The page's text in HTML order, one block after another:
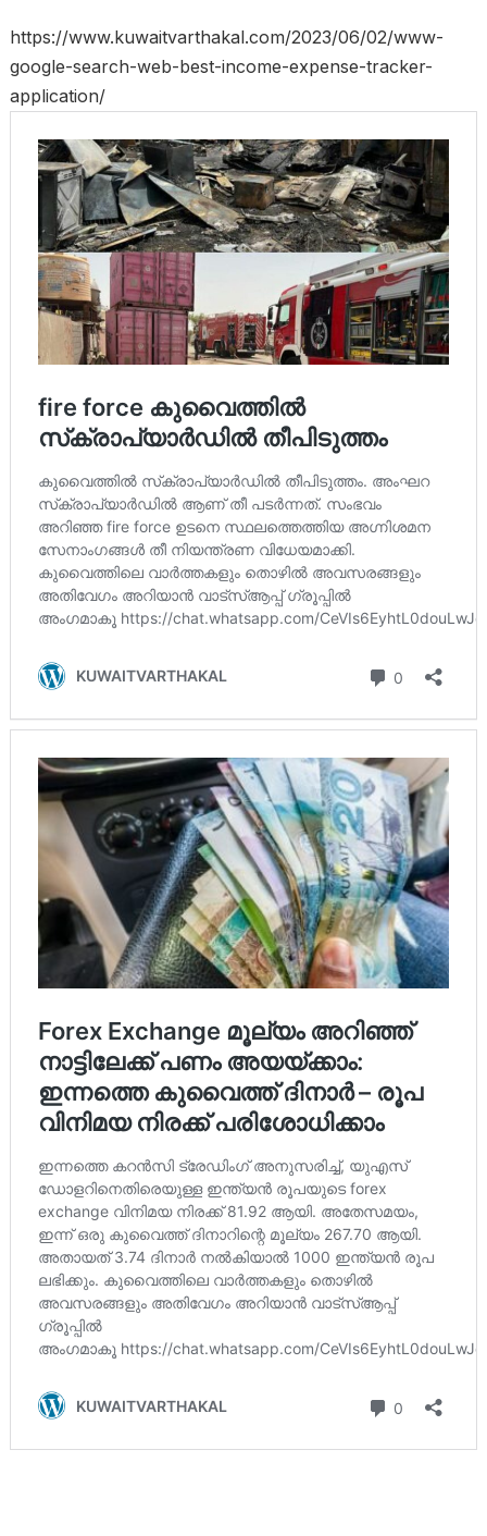
https://www.kuwaitvarthakal.com/2023/06/02/www-
google-search-web-best-income-expense-tracker-
application/